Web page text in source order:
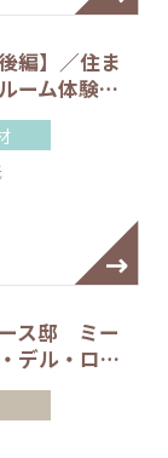
編】／住ま
ーム体験…
ス邸 ミー
デル・ロ…